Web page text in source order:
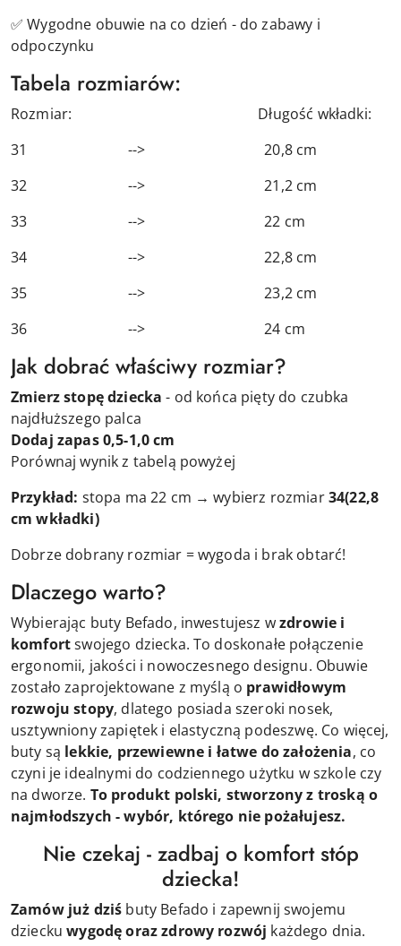
✅ Wygodne obuwie na co dzień - do zabawy i
odpoczynku
Tabela rozmiarów:
Rozmiar: Długość wkładki:
31 --> 20,8 cm
32 --> 21,2 cm
33 --> 22 cm
34 --> 22,8 cm
35 --> 23,2 cm
36 --> 24 cm
Jak dobrać właściwy rozmiar?
Zmierz stopę dziecka - od końca pięty do czubka
najdłuższego palca
Dodaj zapas 0,5-1,0 cm
Porównaj wynik z tabelą powyżej
Przykład: stopa ma 22 cm → wybierz rozmiar34(22,8
cm wkładki)
Dobrze dobrany rozmiar = wygoda i brak obtarć!
Dlaczego warto?
Wybierając buty Befado, inwestujesz wzdrowie i
komfortswojego dziecka. To doskonałe połączenie
ergonomii, jakości i nowoczesnego designu. Obuwie
zostało zaprojektowane z myślą o prawidłowym
rozwoju stopy, dlatego posiada szeroki nosek,
usztywniony zapiętek i elastyczną podeszwę. Co więcej,
buty są lekkie, przewiewne i łatwe do założenia, co
czyni je idealnymi do codziennego użytku w szkole czy
na dworze. To produkt polski, stworzony z troską o
najmłodszych - wybór, którego nie pożałujesz.
Nie czekaj - zadbaj o komfort stóp
dziecka!
Zamów już dziś buty Befado i zapewnij swojemu
dzieckuwygodę oraz zdrowy rozwój każdego dnia.